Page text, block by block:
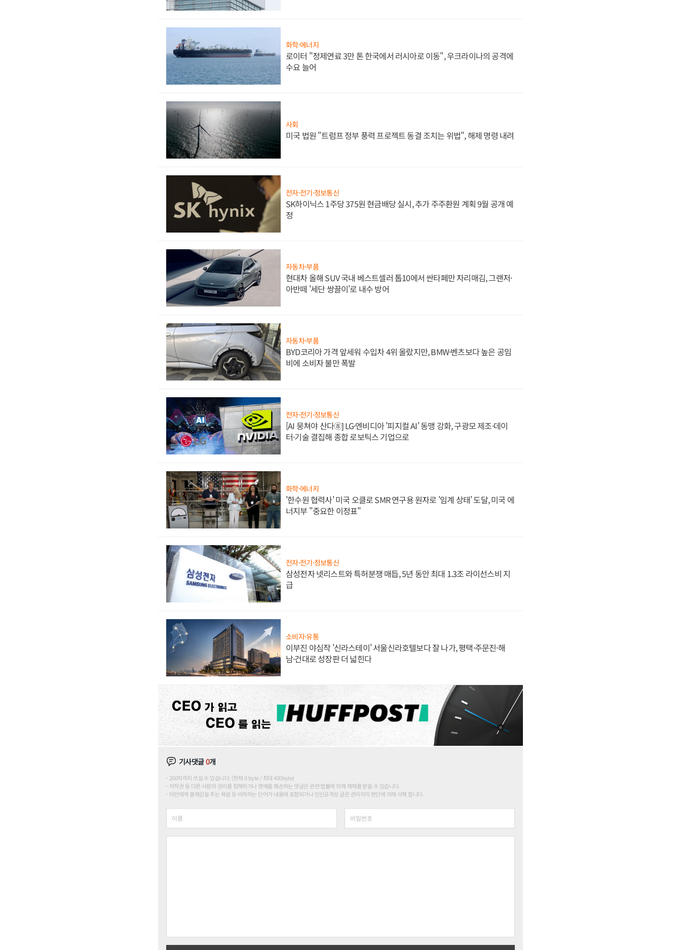
화학·에너지
로이터 "정제연료 3만 톤 한국에서 러시아로 이동", 우크라이나의 공격에
수요 늘어
사회
미국 법원 "트럼프 정부 풍력 프로젝트 동결 조치는 위법", 해제 명령 내려
전자·전기·정보통신
SK하이닉스 1주당 375원 현금배당 실시, 추가 주주환원 계획 9월 공개 예
정
자동차·부품
현대차 올해 SUV 국내 베스트셀러 톱10에서 싼타페만 자리매김, 그랜저·
아반떼 '세단 쌍끌이'로 내수 방어
자동차·부품
BYD코리아 가격 앞세워 수입차 4위 올랐지만, BMW·벤츠보다 높은 공임
비에 소비자 불만 폭발
전자·전기·정보통신
[AI 뭉쳐야 산다⑧] LG·엔비디아 '피지컬 AI' 동맹 강화, 구광모 제조·데이
터·기술 결집해 종합 로보틱스 기업으로
화학·에너지
'한수원 협력사' 미국 오클로 SMR 연구용 원자로 '임계 상태' 도달, 미국 에
너지부 "중요한 이정표"
전자·전기·정보통신
삼성전자 넷리스트와 특허분쟁 매듭, 5년 동안 최대 1.3조 라이선스비 지
급
소비자·유통
이부진 야심작 '신라스테이' 서울신라호텔보다 잘 나가, 평택·주문진·해
남·건대로 성장판 더 넓힌다
기사댓글0개
200자까지 쓰실 수 있습니다. (현재 0 byte / 최대 400byte)
저작권 등 다른 사람의 권리를 침해하거나 명예를 훼손하는 댓글은 관련 법률에 의해 제재를 받을 수 있습니다.
타인에게 불쾌감을 주는 욕설 등 비하하는 단어가 내용에 포함되거나 인신공격성 글은 관리자의 판단에 의해 삭제 합니다.